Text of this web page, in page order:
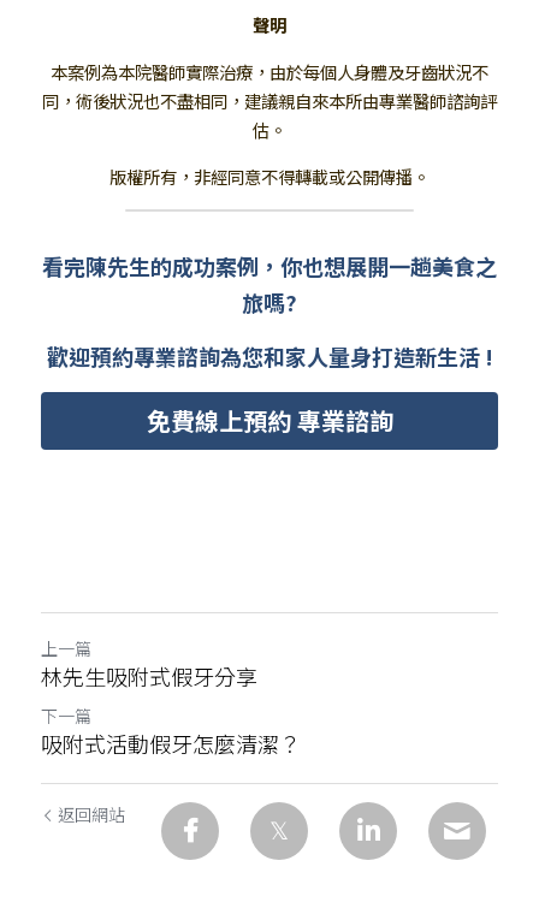
聲明
本案例為本院醫師實際治療，由於每個人身體及牙齒狀況不
同，術後狀況也不盡相同，建議親自來本所由專業醫師諮詢評
估。
版權所有，非經同意不得轉載或公開傳播。
看完陳先生的成功案例，你也想展開一趟美食之
旅嗎?
歡迎預約專業諮詢為您和家人量身打造新生活 !
免費線上預約 專業諮詢
上一篇
林先生吸附式假牙分享
下一篇
吸附式活動假牙怎麼清潔？
返回網站